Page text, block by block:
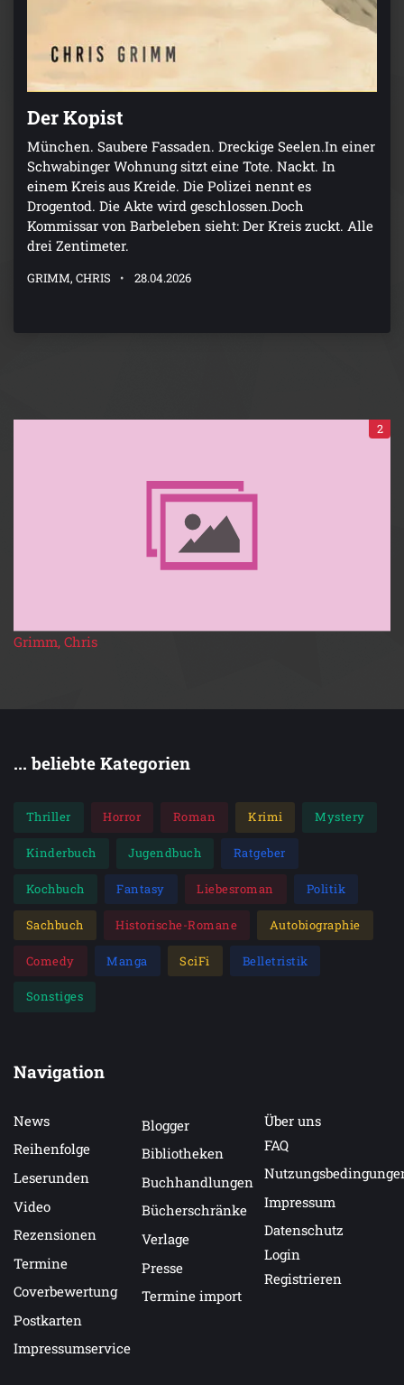
Der Kopist
München. Saubere Fassaden. Dreckige Seelen.In einer
Schwabinger Wohnung sitzt eine Tote. Nackt. In
einem Kreis aus Kreide. Die Polizei nennt es
Drogentod. Die Akte wird geschlossen.Doch
Kommissar von Barbeleben sieht: Der Kreis zuckt. Alle
drei Zentimeter.
GRIMM, CHRIS 28.04.2026
2
Grimm, Chris
... beliebte Kategorien
Thriller Horror Roman Krimi Mystery
Kinderbuch Jugendbuch Ratgeber
Kochbuch Fantasy Liebesroman Politik
Sachbuch Historische-Romane Autobiographie
Comedy Manga SciFi Belletristik
Sonstiges
Navigation
News
Reihenfolge
Leserunden
Video
Rezensionen
Termine
Coverbewertung
Postkarten
Impressumservice
Blogger
Bibliotheken
Buchhandlungen
Bücherschränke
Verlage
Presse
Termine import
Über uns
FAQ
Impressum
Datenschutz
Login
Registrieren